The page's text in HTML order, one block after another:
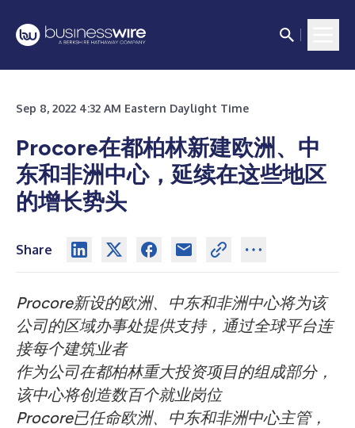
Sep 8, 2022 4:32 AM Eastern Daylight Time
Procore在都柏林新建欧洲、中
东和非洲中心，延续在这些地区
的增长势头
Share
Procore新设的欧洲、中东和非洲中心将为该
公司的区域办事处提供支持，通过全球平台连
接每个建筑业者
作为公司在都柏林重大投资项目的组成部分，
该中心将创造数百个就业岗位
Procore已任命欧洲、中东和非洲中心主管，